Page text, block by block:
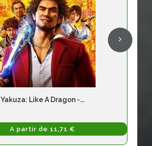
Yakuza: Like A Dragon -...
A partir de 11,71 €